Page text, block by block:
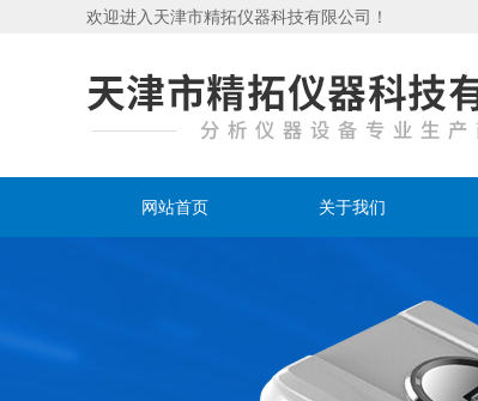
欢迎进入天津市精拓仪器科技有限公司！
网站首页 关于我们